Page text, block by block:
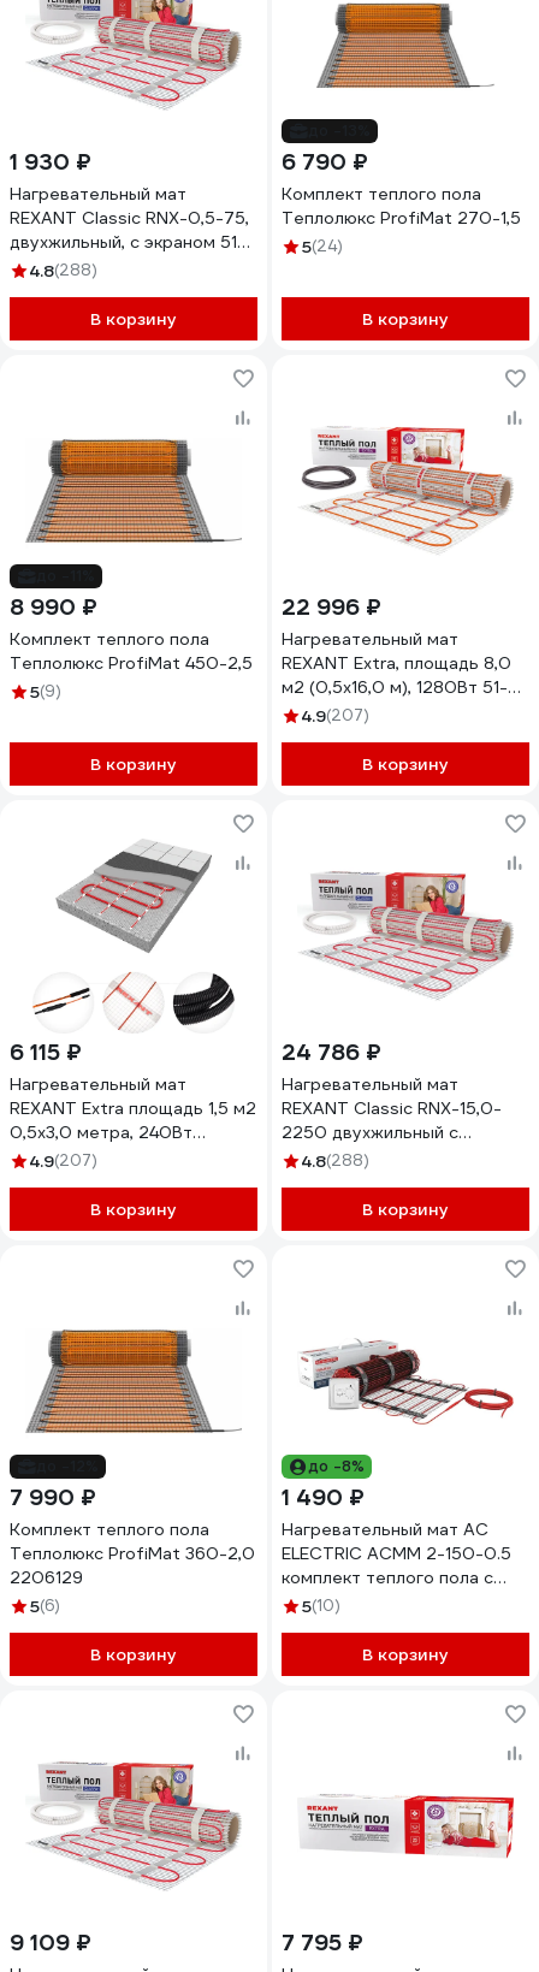
1 930 ₽
Нагревательный мат
REXANT Classic RNX-0,5-75,
двухжильный, с экраном 51-
0501-2
4.8(288)
В корзину
6 790 ₽
Комплект теплого пола
Теплолюкс ProfiMat 270-1,5
5(24)
В корзину
8 990 ₽
Комплект теплого пола
Теплолюкс ProfiMat 450-2,5
5(9)
В корзину
22 996 ₽
Нагревательный мат
REXANT Extra, площадь 8,0
м2 (0,5x16,0 м), 1280Вт 51-
0516
4.9(207)
В корзину
6 115 ₽
Нагревательный мат
REXANT Extra площадь 1,5 м2
0,5x3,0 метра, 240Вт
двухжильный 51-0503
4.9(207)
В корзину
24 786 ₽
Нагревательный мат
REXANT Classic RNX-15,0-
2250 двухжильный с
экраном 51-0527-2
4.8(288)
В корзину
7 990 ₽
Комплект теплого пола
Теплолюкс ProfiMat 360-2,0
2206129
5(6)
В корзину
до -8%
1 490 ₽
Нагревательный мат AC
ELECTRIC ACМM 2-150-0.5
комплект теплого пола с
терморегулятором
5(10)
В корзину
9 109 ₽ 7 795 ₽